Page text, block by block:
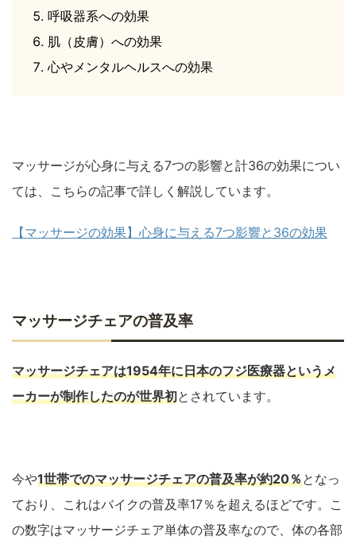
呼吸器系への効果
肌（皮膚）への効果
心やメンタルヘルスへの効果
マッサージが心身に与える7つの影響と計36の効果につい
ては、こちらの記事で詳しく解説しています。
【マッサージの効果】心身に与える7つ影響と36の効果
マッサージチェアの普及率
マッサージチェアは1954年に日本のフジ医療器というメ
ーカーが制作したのが世界初とされています。
今や1世帯でのマッサージチェアの普及率が約20％となっ
ており、これはバイクの普及率17％を超えるほどです。こ
の数字はマッサージチェア単体の普及率なので、体の各部